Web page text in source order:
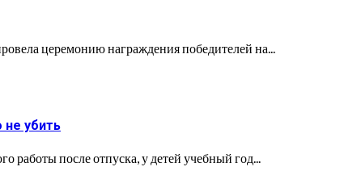
церемонию награждения победителей на...
не убить
после отпуска, у детей учебный год...